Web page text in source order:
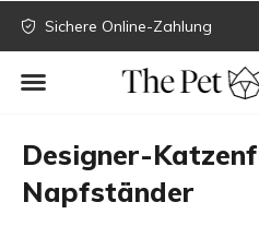
Sichere Online-Zahlung
Designer-
Napfständer